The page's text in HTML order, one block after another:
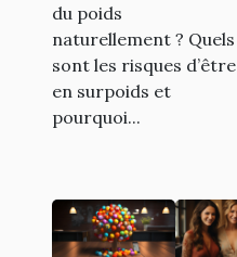
du poids
naturellement ? Quels
sont les risques d’être
en surpoids et
pourquoi...